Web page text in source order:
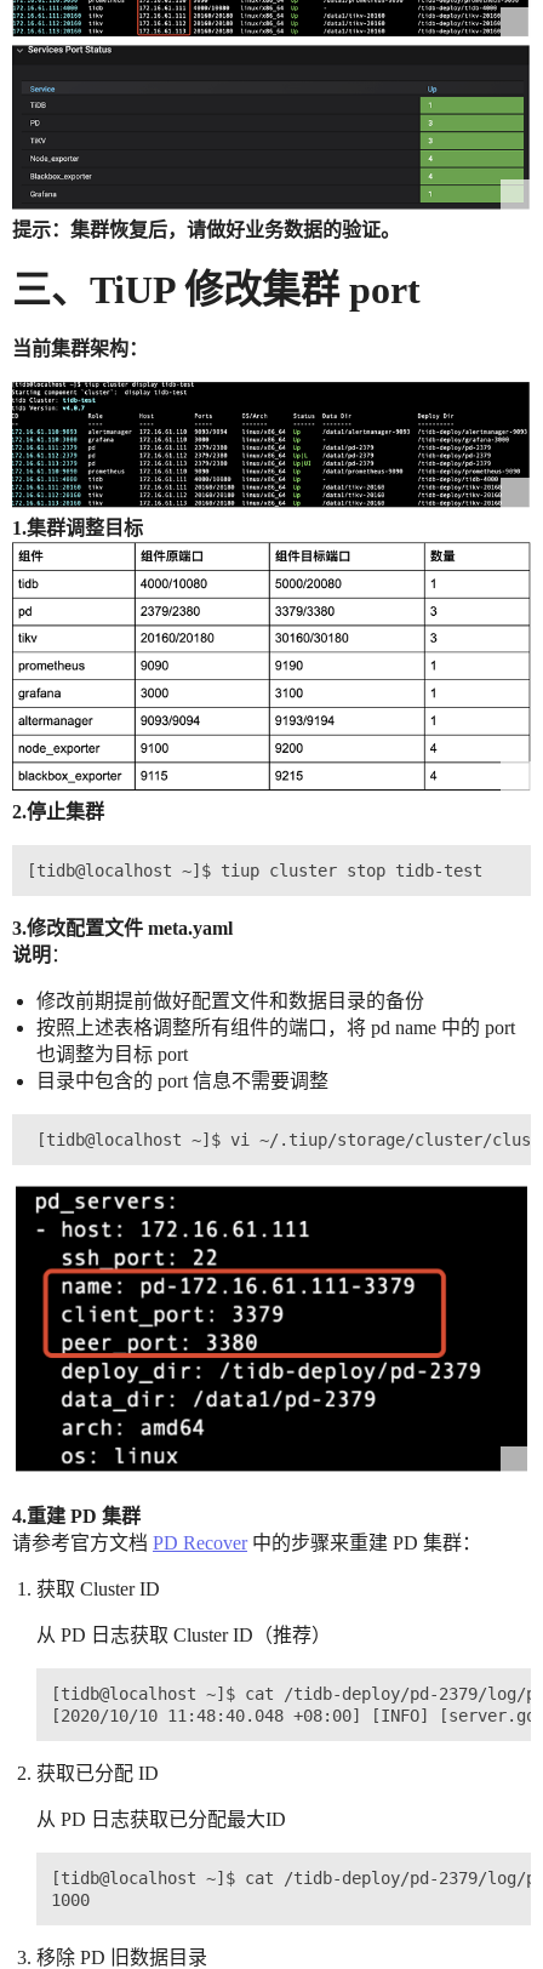
提示：集群恢复后，请做好业务数据的验证。
三、TiUP 修改集群 port
当前集群架构：
1.集群调整目标
2.停止集群
3.修改配置文件 meta.yaml
说明 ：
修改前期提前做好配置文件和数据目录的备份
按照上述表格调整所有组件的端口，将 pd name 中的 port
也调整为目标 port
目录中包含的 port 信息不需要调整
4.重建 PD 集群
请参考官方文档 PD Recover中的步骤来重建 PD 集群：
获取 Cluster ID
从 PD 日志获取 Cluster ID（推荐）
[tidb@localhost ~]$ cat /tidb-deploy/pd-2379/
获取已分配 ID
从 PD 日志获取已分配最大ID
[tidb@localhost ~]$ cat /tidb-deploy/pd-2379/
移除 PD 旧数据目录